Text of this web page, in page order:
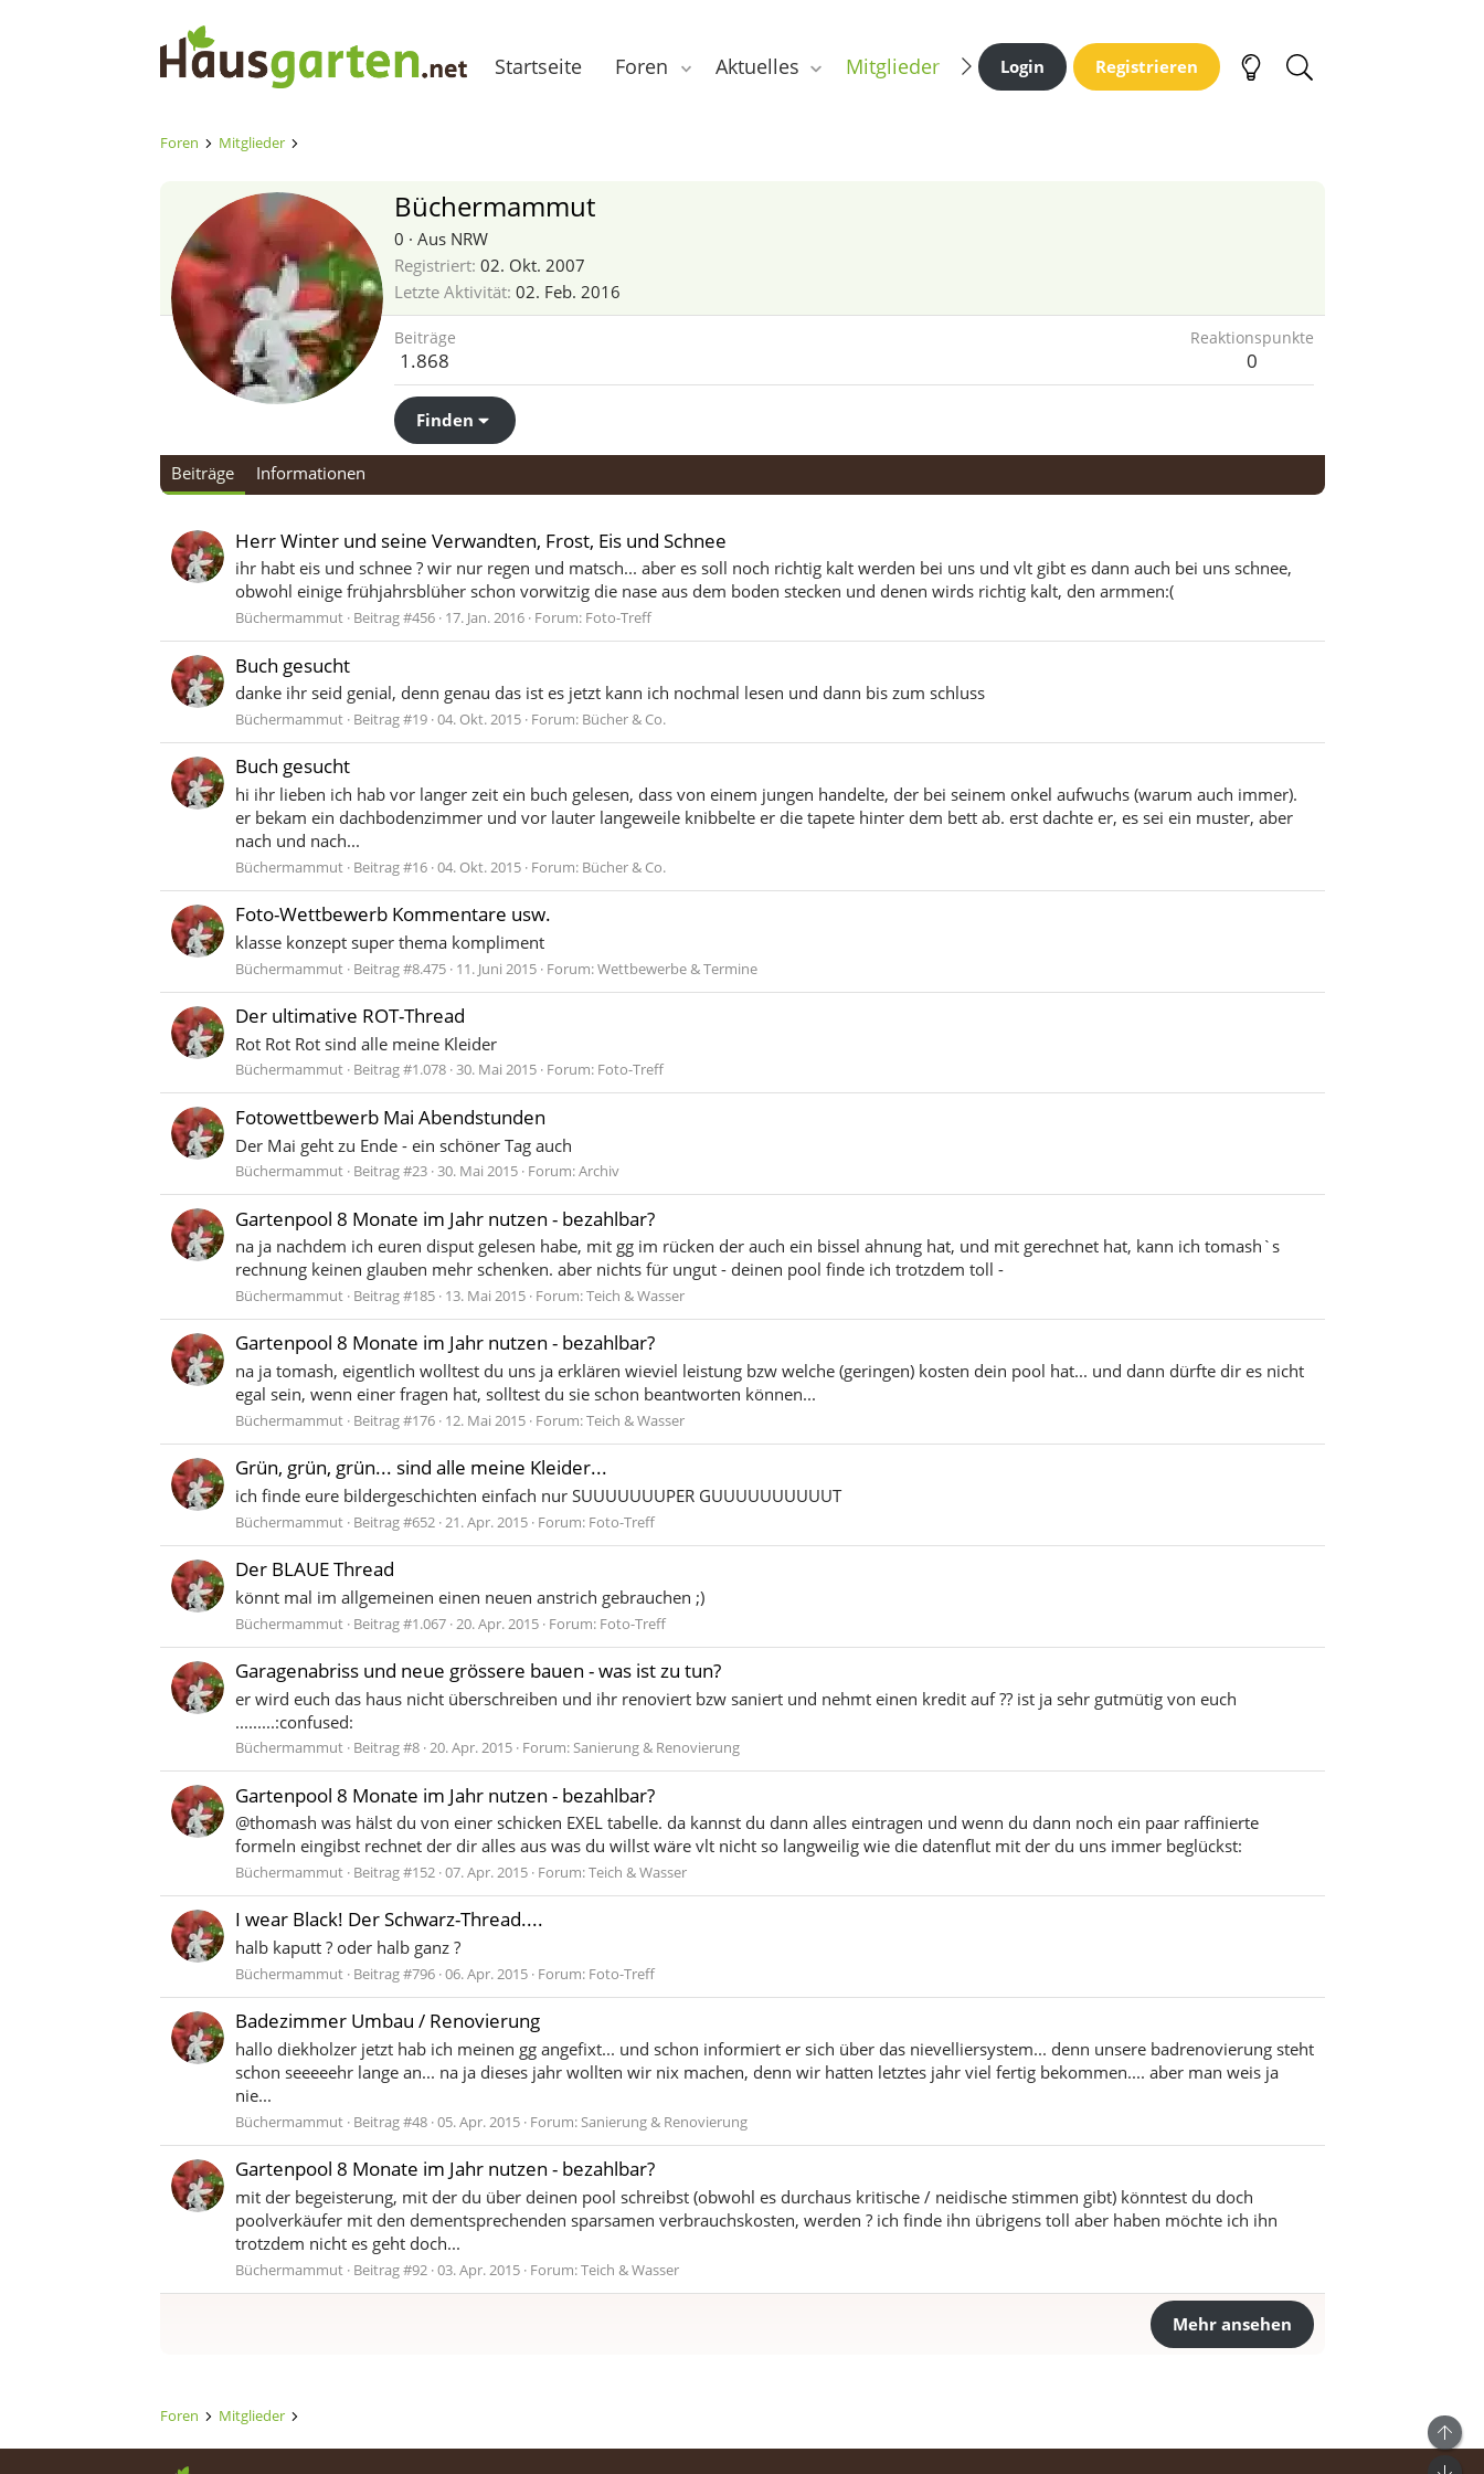
Startseite Foren Aktuelles Mitglieder Login Registrieren
Foren Mitglieder
Büchermammut
0 · Aus NRW
Registriert 02. Okt. 2007
Letzte Aktivität 02. Feb. 2016
Beiträge
1.868
Reaktionspunkte
0
Finden
Beiträge Informationen
Herr Winter und seine Verwandten, Frost, Eis und Schnee
ihr habt eis und schnee ? wir nur regen und matsch... aber es soll noch richtig kalt werden bei uns und vlt gibt es dann auch bei uns schnee,
obwohl einige frühjahrsblüher schon vorwitzig die nase aus dem boden stecken und denen wirds richtig kalt, den armmen:(
Büchermammut Beitrag #456 17. Jan. 2016 Forum: Foto-Treff
Buch gesucht
danke ihr seid genial, denn genau das ist es jetzt kann ich nochmal lesen und dann bis zum schluss
Büchermammut Beitrag #19 04. Okt. 2015 Forum: Bücher & Co.
Buch gesucht
hi ihr lieben ich hab vor langer zeit ein buch gelesen, dass von einem jungen handelte, der bei seinem onkel aufwuchs (warum auch immer).
er bekam ein dachbodenzimmer und vor lauter langeweile knibbelte er die tapete hinter dem bett ab. erst dachte er, es sei ein muster, aber
nach und nach...
Büchermammut Beitrag #16 04. Okt. 2015 Forum: Bücher & Co.
Foto-Wettbewerb Kommentare usw.
klasse konzept super thema kompliment
Büchermammut Beitrag #8.475 11. Juni 2015 Forum:Wettbewerbe & Termine
Der ultimative ROT-Thread
Rot Rot Rot sind alle meine Kleider
Büchermammut Beitrag #1.078 30. Mai 2015 Forum: Foto-Treff
Fotowettbewerb Mai Abendstunden
Der Mai geht zu Ende - ein schöner Tag auch
Büchermammut Beitrag #23 30. Mai 2015 Forum:Archiv
Gartenpool 8 Monate im Jahr nutzen - bezahlbar?
na ja nachdem ich euren disput gelesen habe, mit gg im rücken der auch ein bissel ahnung hat, und mit gerechnet hat, kann ich tomash`s
rechnung keinen glauben mehr schenken. aber nichts für ungut - deinen pool finde ich trotzdem toll -
Büchermammut Beitrag #185 13. Mai 2015 Forum:Teich & Wasser
Gartenpool 8 Monate im Jahr nutzen - bezahlbar?
na ja tomash, eigentlich wolltest du uns ja erklären wieviel leistung bzw welche (geringen) kosten dein pool hat... und dann dürfte dir es nicht
egal sein, wenn einer fragen hat, solltest du sie schon beantworten können...
Büchermammut Beitrag #176 12. Mai 2015 Forum:Teich & Wasser
Grün, grün, grün... sind alle meine Kleider...
ich finde eure bildergeschichten einfach nur SUUUUUUUPER GUUUUUUUUUUT
Büchermammut Beitrag #652 21. Apr. 2015 Forum: Foto-Treff
Der BLAUE Thread
könnt mal im allgemeinen einen neuen anstrich gebrauchen ;)
Büchermammut Beitrag #1.067 20. Apr. 2015 Forum: Foto-Treff
Garagenabriss und neue grössere bauen - was ist zu tun?
er wird euch das haus nicht überschreiben und ihr renoviert bzw saniert und nehmt einen kredit auf ?? ist ja sehr gutmütig von euch
.........:confused:
Büchermammut Beitrag #8 20. Apr. 2015 Forum:Sanierung & Renovierung
Gartenpool 8 Monate im Jahr nutzen - bezahlbar?
@thomash was hälst du von einer schicken EXEL tabelle. da kannst du dann alles eintragen und wenn du dann noch ein paar raffinierte
formeln eingibst rechnet der dir alles aus was du willst wäre vlt nicht so langweilig wie die datenflut mit der du uns immer beglückst:
Büchermammut Beitrag #152 07. Apr. 2015 Forum:Teich & Wasser
I wear Black! Der Schwarz-Thread....
halb kaputt ? oder halb ganz ?
Büchermammut Beitrag #796 06. Apr. 2015 Forum: Foto-Treff
Badezimmer Umbau / Renovierung
hallo diekholzer jetzt hab ich meinen gg angefixt... und schon informiert er sich über das nievelliersystem... denn unsere badrenovierung steht
schon seeeeehr lange an... na ja dieses jahr wollten wir nix machen, denn wir hatten letztes jahr viel fertig bekommen.... aber man weis ja
nie...
Büchermammut Beitrag #48 05. Apr. 2015 Forum:Sanierung & Renovierung
Gartenpool 8 Monate im Jahr nutzen - bezahlbar?
mit der begeisterung, mit der du über deinen pool schreibst (obwohl es durchaus kritische / neidische stimmen gibt) könntest du doch
poolverkäufer mit den dementsprechenden sparsamen verbrauchskosten, werden ? ich finde ihn übrigens toll aber haben möchte ich ihn
trotzdem nicht es geht doch...
Büchermammut Beitrag #92 03. Apr. 2015 Forum:Teich & Wasser
Mehr ansehen
Foren Mitglieder